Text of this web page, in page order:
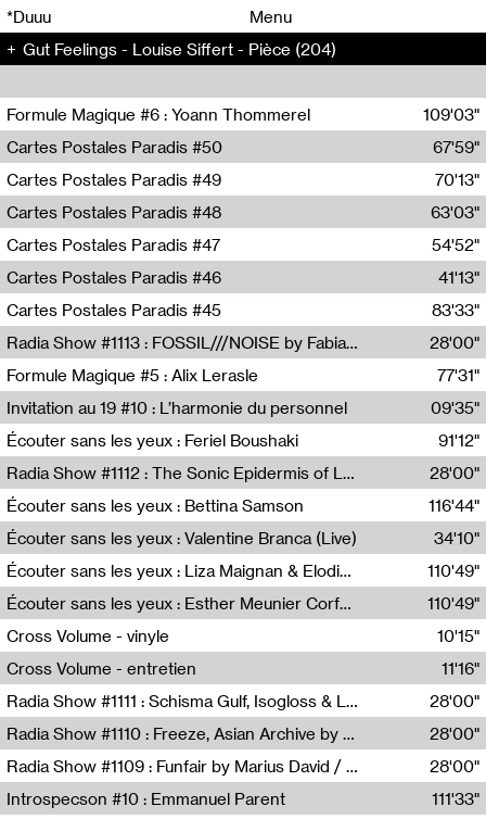
*Duuu
Menu
Gut Feelings - Louise Siffert - Pièce (204)
Formule Magique #6 : Yoann Thommerel
Nathalie Lacroix,Yoann Thommerel
109'03"
Cartes Postales Paradis #50
Zoé Leroux
67'59"
Cartes Postales Paradis #49
Aurore Portales
70'13"
Cartes Postales Paradis #48
Mathias Dupaquier
63'03"
Cartes Postales Paradis #47
Raymond Engramer
54'52"
Cartes Postales Paradis #46
Sarah Banville
41'13"
Cartes Postales Paradis #45
Mateo Cuin
83'33"
Radia Show #1113 : FOSSIL///NOISE by Fabiana Gibim / Wave Farm
Wave Farm
28'00"
Formule Magique #5 : Alix Lerasle
Nathalie Lacroix
77'31"
Invitation au 19 #10 : L’harmonie du personnel
19, CRAC
09'35"
Écouter sans les yeux : Feriel Boushaki
Feriel Boushaki
91'12"
Radia Show #1112 : The Sonic Epidermis of Lake Léman by Paul Courlet / Guest Slot
28'00"
Écouter sans les yeux : Bettina Samson
Bettina Samson
116'44"
Écouter sans les yeux : Valentine Branca (Live)
Valentine Branca
34'10"
Écouter sans les yeux : Liza Maignan & Elodie Lecat
Liza Maignan,Elodie Lecat
110'49"
Écouter sans les yeux : Esther Meunier Corfdyr
Esther Meunier Corfdyr
110'49"
Cross Volume - vinyle
10'15"
Cross Volume - entretien
11'16"
Radia Show #1111 : Schisma Gulf, Isogloss & Lament For The Old Clock By Harvey Young / Resonance
Resonance
28'00"
Radia Show #1110 : Freeze, Asian Archive by Avita Maheen / Radio Worm
Radio WORM
28'00"
Radia Show #1109 : Funfair by Marius David / JET FM
Jet FM
28'00"
Introspecson #10 : Emmanuel Parent
111'33"
00 00
00 00